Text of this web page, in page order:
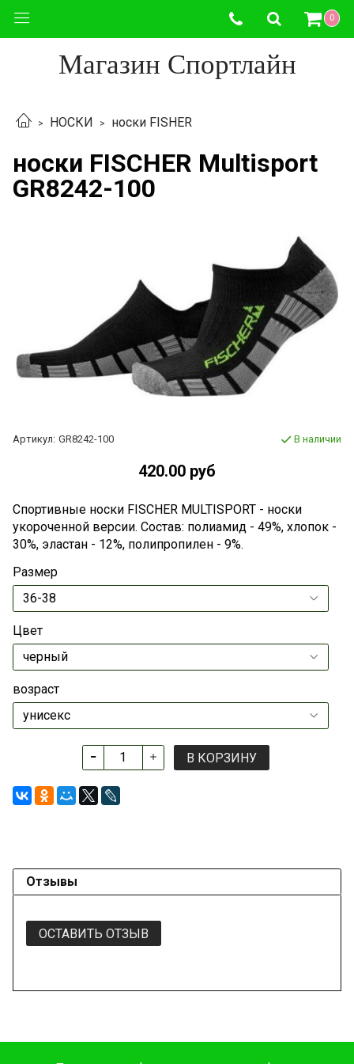
0
Магазин Спортлайн
НОСКИ носки FISHER
носки FISCHER Multisport
GR8242-100
Артикул: GR8242-100 В наличии
420.00 руб
Спортивные носки FISCHER MULTISPORT - носки
укороченной версии. Состав: полиамид - 49%, хлопок -
30%, эластан - 12%, полипропилен - 9%.
Размер
Цвет
возраст
В КОРЗИНУ
Отзывы
ОСТАВИТЬ ОТЗЫВ